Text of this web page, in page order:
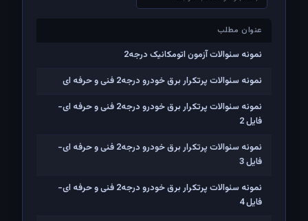
عنوان مطلب
عنوان مطلب
نمونه سئوالات آزمون اتومکانیک درجه2
نمونه سئوالات پرتکرار برق خودرو درجه2 فنی و حرفه ای
نمونه سئوالات پرتکرار برق خودرو درجه2 فنی و حرفه ای-
فایل 2
نمونه سئوالات پرتکرار برق خودرو درجه2 فنی و حرفه ای-
فایل 3
نمونه سئوالات پرتکرار برق خودرو درجه2 فنی و حرفه ای-
فایل 4